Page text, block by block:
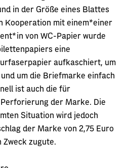
in der Größe eines Blattes
Kooperation mit einem*einer
von WC-Papier wurde
eine
aufkaschiert, um
um die Briefmarke einfach
ist auch die für
der Marke. Die
Situation wird jedoch
der Marke von 2,75 Euro
zugute.